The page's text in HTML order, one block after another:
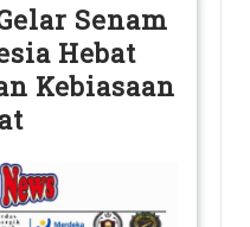
Senam
Hebat
Kebiasaan